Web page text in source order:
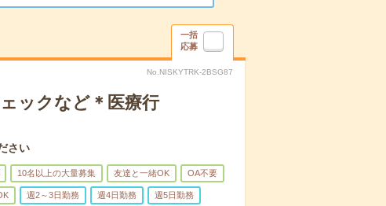
一括
応募
No.NISKYTRK-2BSG87
ックなど＊医療行
さい
10名以上の大量募集 友達と一緒OK OA不要
週2～3日勤務 週4日勤務 週5日勤務